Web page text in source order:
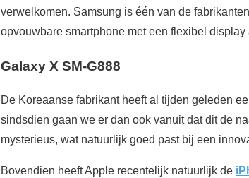
verwelkomen. Samsung is één van de
opvouwbare smartphone met een flexibel
Galaxy X SM-G888
De Koreaanse fabrikant heeft al tijden geleden
sindsdien gaan we er dan ook vanuit dat dit de
mysterieus, wat natuurlijk goed past bij een
Bovendien heeft Apple recentelijk natuurlijk de